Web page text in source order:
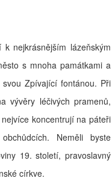
nejkrásnějším lázeňským
s mnoha památkami a
Zpívající fontánou. Při
vývěry léčivých pramenů,
koncentrují na páteři
Neměli byste
19. století, pravoslavný
církve.